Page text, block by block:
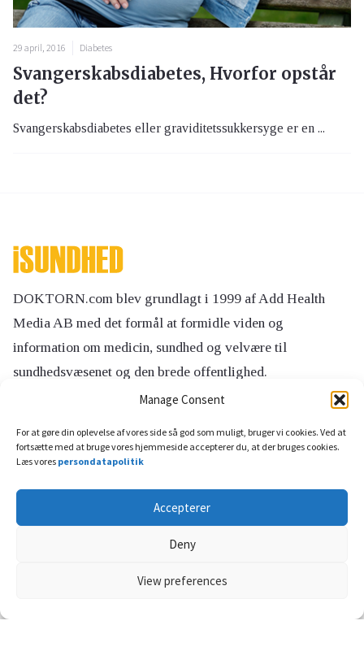
Manage Consent
For at gøre din oplevelse af vores side så god som muligt, bruger vi cookies. Ved at
fortsætte med at bruge vores hjemmeside accepterer du, at der bruges cookies.
Læs vores persondatapolitik
Accepterer
Deny
View preferences
29 april, 2016 Diabetes
Svangerskabsdiabetes, Hvorfor opstår
det?
Svangerskabsdiabetes eller graviditetssukkersyge er en ...
DOKTORN.com blev grundlagt i 1999 af Add Health
Media AB med det formål at formidle viden og
information om medicin, sundhed og velvære til
sundhedsvæsenet og den brede offentlighed.
Om DOKTORN
Redaktionen
Annoncering